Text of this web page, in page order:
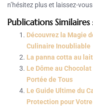
n’hésitez plus et laissez-
Publications Similaires
Découvrez la Magie
Culinaire Inoubliable
La panna cotta au
Le Dôme au
Portée de Tous
Le Guide Ultime du
Protection pour